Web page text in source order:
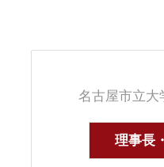
名古屋市立大
理事長